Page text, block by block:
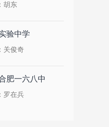
胡东
验中学
关俊奇
肥一六八中
罗在兵